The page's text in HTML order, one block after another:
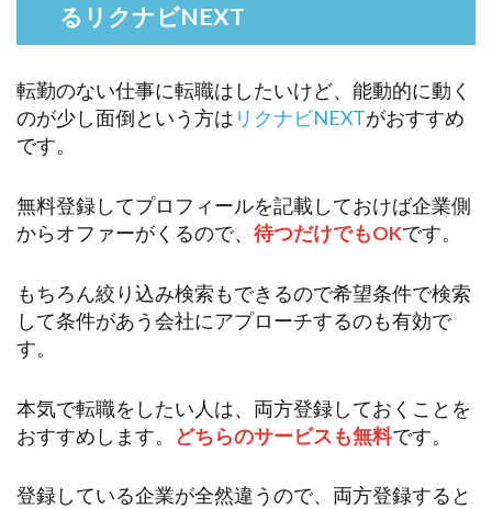
るリクナビNEXT
転勤のない仕事に転職はしたいけど、能動的に動く
のが少し面倒という方は リクナビNEXTがおすすめ
です。
無料登録してプロフィールを記載しておけば企業側
からオファーがくるので、 待つだけでもOKです。
もちろん絞り込み検索もできるので希望条件で検索
して条件があう会社にアプローチするのも有効で
す。
本気で転職をしたい人は、両方登録しておくことを
おすすめします。
どちらのサービスも無料です。
登録している企業が全然違うので、両方登録すると